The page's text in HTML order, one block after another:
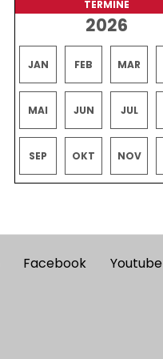
TERMINE
2026
JAN FEB MAR
MAI JUN JUL
SEP OKT NOV
Facebook Youtube